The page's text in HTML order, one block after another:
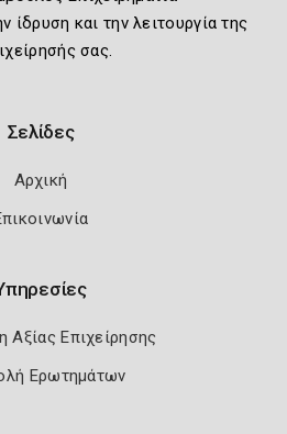
και την λειτουργία της
σας.
Σελίδες
Αρχική
Αξίας Επιχείρησης
Ερωτημάτων